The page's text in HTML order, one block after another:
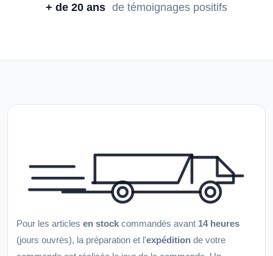
+ de 20 ans de témoignages positifs
Pour les articles en stock commandés avant 14 heures
(jours ouvrés), la préparation et l'expédition de votre